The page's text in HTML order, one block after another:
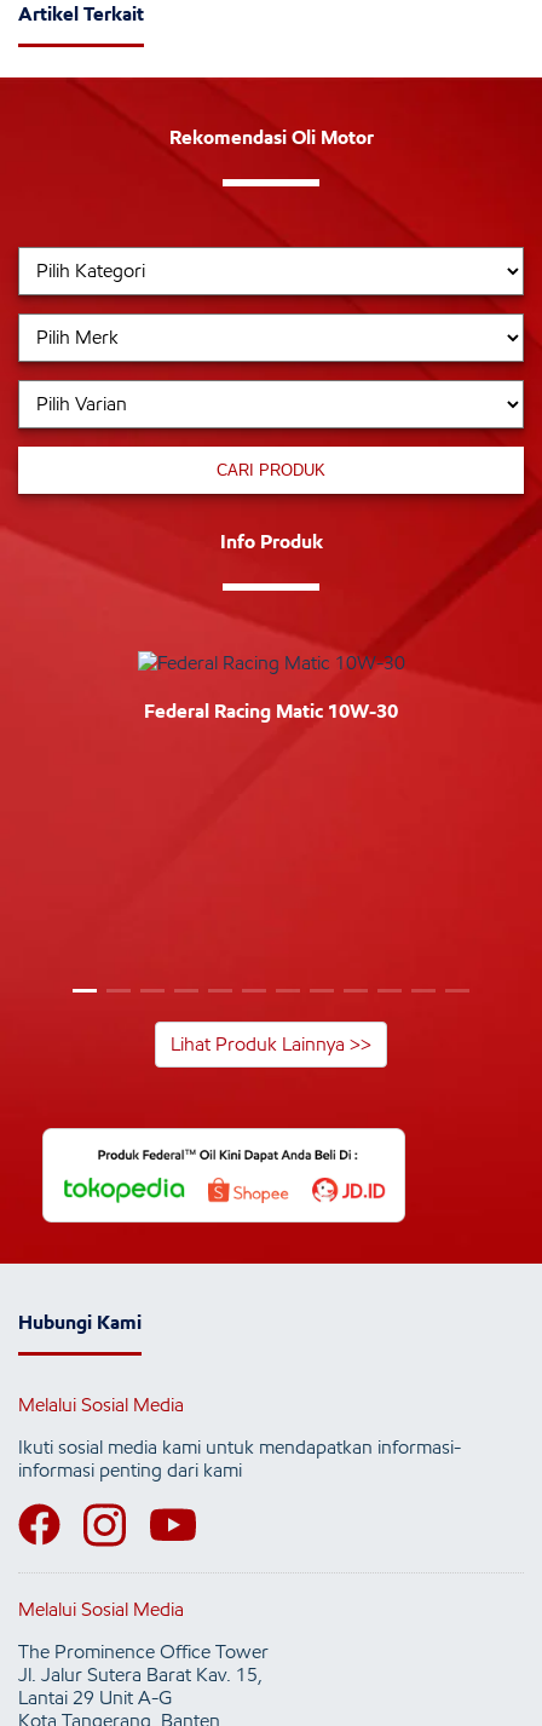
Artikel Terkait
Rekomendasi Oli Motor
CARI PRODUK
Info Produk
Federal Racing Matic 10W-30
Lihat Produk Lainnya >>
Hubungi Kami
Melalui Sosial Media
Ikuti sosial media kami untuk mendapatkan informasi-
informasi penting dari kami
Melalui Sosial Media
The Prominence Office Tower
Jl. Jalur Sutera Barat Kav. 15,
Lantai 29 Unit A-G
Kota Tangerang, Banten